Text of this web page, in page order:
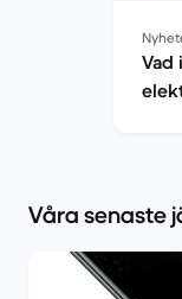
Vad
Våra senaste